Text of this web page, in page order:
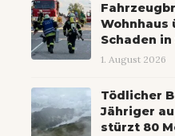
Wohnhaus
Schaden
1. August 2026
Tödlicher
Jähriger
stürzt 80